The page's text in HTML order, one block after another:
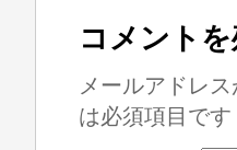
コメント
メールアドレ
は必須項目です